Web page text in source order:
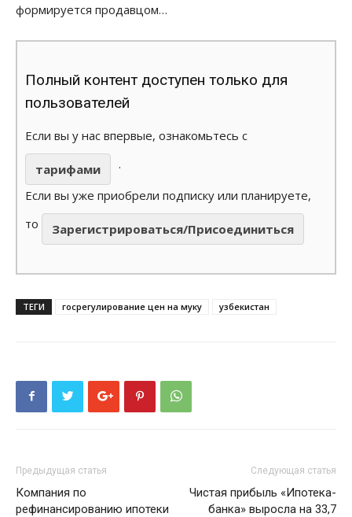
формируется продавцом…
Полный контент доступен только для
пользователей
Если вы у нас впервые, ознакомьтесь с
тарифами
.
Если вы уже приобрели подписку или планируете,
то
Зарегистрироваться/Присоединиться
ТЕГИ госрегулирование цен на муку узбекистан
Предыдущая статья
Компания по
рефинансированию ипотеки
Следующая статья
Чистая прибыль «Ипотека-
банка» выросла на 33,7